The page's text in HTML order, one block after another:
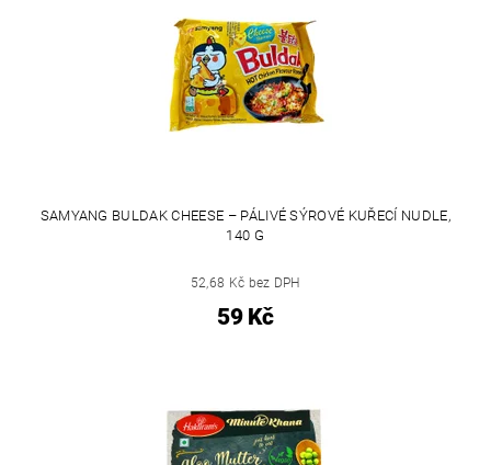
SAMYANG BULDAK CHEESE – PÁLIVÉ SÝROVÉ KUŘECÍ NUDLE,
140 G
52,68 Kč bez DPH
59 Kč